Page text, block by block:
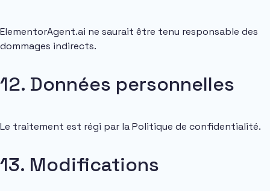
ElementorAgent.ai ne saurait être tenu responsable des
dommages indirects.
12. Données personnelles
Le traitement est régi par la Politique de confidentialité.
13. Modifications